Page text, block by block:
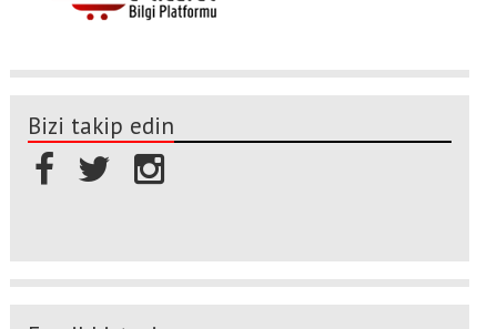
Bizi takip edin